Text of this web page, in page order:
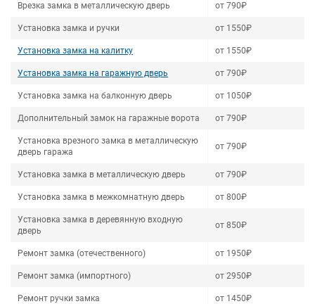
Врезка замка в металлическую дверь от 790₽
Установка замка и ручки от 1550₽
Установка замка на калитку от 1550₽
Установка замка на гаражную дверь от 790₽
Установка замка на балконную дверь от 1050₽
Дополнительный замок на гаражные ворота от 790₽
Установка врезного замка в металлическую
дверь гаража
от 790₽
Установка замка в металлическую дверь от 790₽
Установка замка в межкомнатную дверь от 800₽
Установка замка в деревянную входную
дверь
от 850₽
Ремонт замка (отечественного) от 1950₽
Ремонт замка (импортного) от 2950₽
Ремонт ручки замка от 1450₽